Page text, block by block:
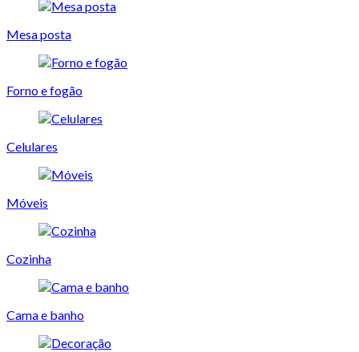
Mesa posta
Forno e fogão
Celulares
Móveis
Cozinha
Cama e banho